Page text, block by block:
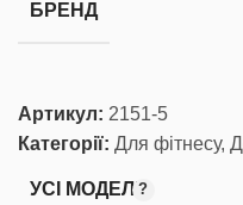
БРЕНД
Артикул: 2151-5
Категорії: Для фітнесу,
УСІ МОДЕЛІ